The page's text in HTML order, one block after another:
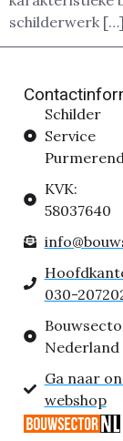
schilderwerk […]
Schilder
Service
Purmerend
KVK:
58037640
030-
Nederland
Ga naar
webshop